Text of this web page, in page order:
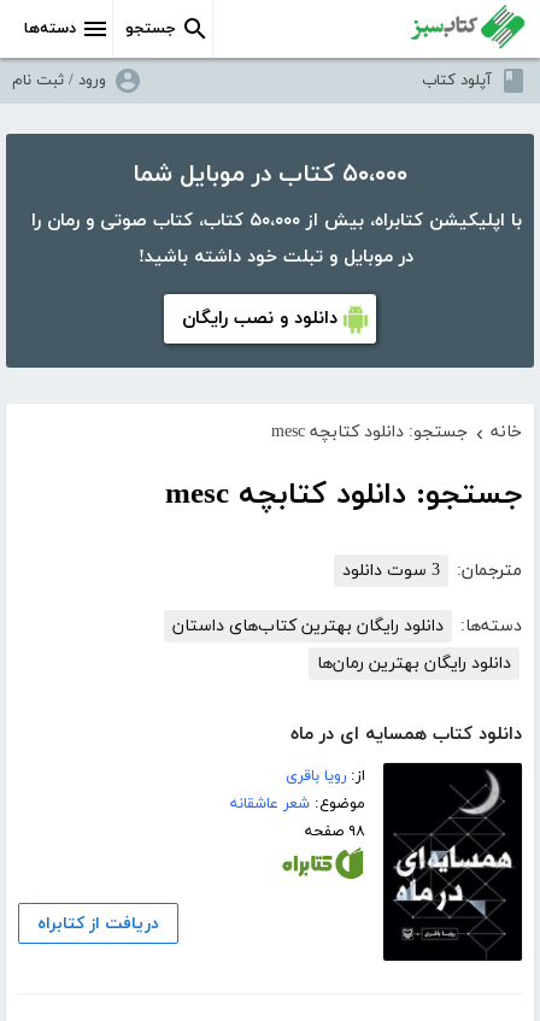
دسته‌ها جستجو
آپلود کتاب ورود / ثبت نام
۵۰،۰۰۰ کتاب در موبایل شما
با اپلیکیشن کتابراه، بیش از ۵۰،۰۰۰ کتاب، کتاب صوتی و رمان را
در موبایل و تبلت خود داشته باشید!
دانلود و نصب رایگان
خانه › جستجو: دانلود کتابچه mesc
جستجو: دانلود کتابچه mesc
مترجمان: 3 سوت دانلود
دسته‌ها:
دانلود رایگان بهترین کتاب‌های داستان
دانلود رایگان بهترین رمان‌ها
دانلود کتاب همسایه ای در ماه
از:رویا باقری
موضوع:شعر عاشقانه
۹۸ صفحه
دریافت از کتابراه